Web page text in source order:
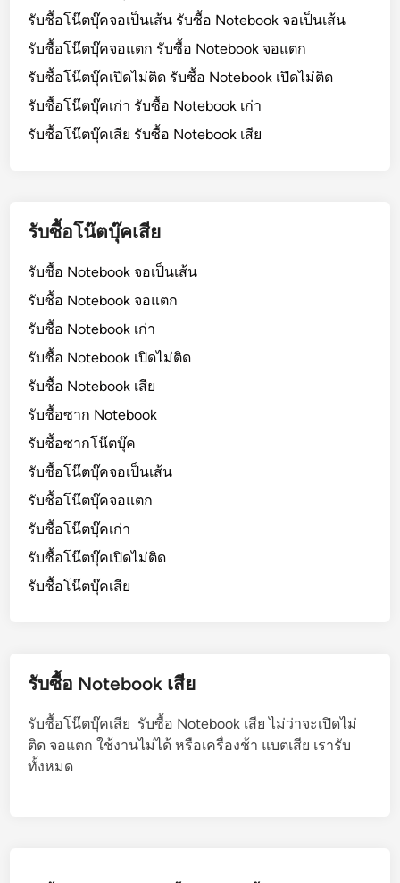
รับซื้อโน๊ตบุ๊คจอเป็นเส้น รับซื้อ Notebook จอเป็นเส้น
รับซื้อโน๊ตบุ๊คจอแตก รับซื้อ Notebook จอแตก
รับซื้อโน๊ตบุ๊คเปิดไม่ติด รับซื้อ Notebook เปิดไม่ติด
รับซื้อโน๊ตบุ๊คเก่า รับซื้อ Notebook เก่า
รับซื้อโน๊ตบุ๊คเสีย รับซื้อ Notebook เสีย
รับซื้อโน๊ตบุ๊คเสีย
รับซื้อ Notebook จอเป็นเส้น
รับซื้อ Notebook จอแตก
รับซื้อ Notebook เก่า
รับซื้อ Notebook เปิดไม่ติด
รับซื้อ Notebook เสีย
รับซื้อซาก Notebook
รับซื้อซากโน๊ตบุ๊ค
รับซื้อโน๊ตบุ๊คจอเป็นเส้น
รับซื้อโน๊ตบุ๊คจอแตก
รับซื้อโน๊ตบุ๊คเก่า
รับซื้อโน๊ตบุ๊คเปิดไม่ติด
รับซื้อโน๊ตบุ๊คเสีย
รับซื้อ Notebook เสีย
รับซื้อโน๊ตบุ๊คเสีย รับซื้อ Notebook เสีย ไม่ว่าจะเปิดไม่
ติด จอแตก ใช้งานไม่ได้ หรือเครื่องช้า แบตเสีย เรารับ
ทั้งหมด